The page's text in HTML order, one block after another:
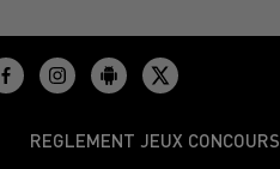
REGLEMENT JEUX CONCOURS